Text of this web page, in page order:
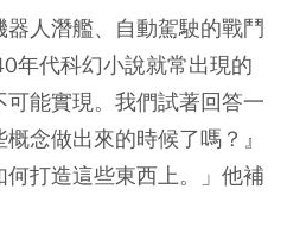
器人潛艦、自動駕駛的戰鬥
代科幻小說就常出現的
能實現。我們試著回答一
念做出來的時候了嗎？』
打造這些東西上。」他補